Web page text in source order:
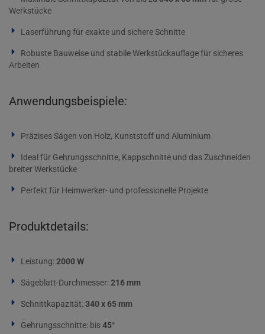
Werkstücke
Laserführung für exakte und sichere Schnitte
Robuste Bauweise und stabile Werkstückauflage für sicheres
Arbeiten
Anwendungsbeispiele:
Präzises Sägen von Holz, Kunststoff und Aluminium
Ideal für Gehrungsschnitte, Kappschnitte und das Zuschneiden
breiter Werkstücke
Perfekt für Heimwerker- und professionelle Projekte
Produktdetails:
Leistung:2000 W
Sägeblatt-Durchmesser:216 mm
Schnittkapazität:340 x 65 mm
Gehrungsschnitte: bis45°